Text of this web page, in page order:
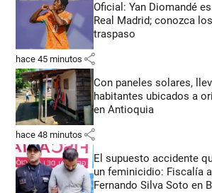
Oficial: Yan Diomandé
Real Madrid; conozca
traspaso
hace 45 minutos share
Con paneles solares,
habitantes ubicados a
en Antioquia
hace 48 minutos share
El supuesto accidente
un feminicidio: Fiscalía
Fernando Silva Soto en